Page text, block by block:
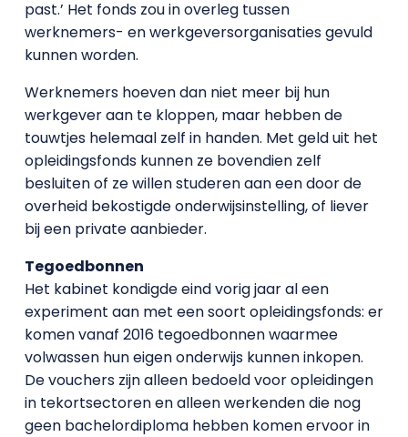
past.’ Het fonds zou in overleg tussen
werknemers- en werkgeversorganisaties gevuld
kunnen worden.
Werknemers hoeven dan niet meer bij hun
werkgever aan te kloppen, maar hebben de
touwtjes helemaal zelf in handen. Met geld uit het
opleidingsfonds kunnen ze bovendien zelf
besluiten of ze willen studeren aan een door de
overheid bekostigde onderwijsinstelling, of liever
bij een private aanbieder.
Tegoedbonnen
Het kabinet kondigde eind vorig jaar al een
experiment aan met een soort opleidingsfonds: er
komen vanaf 2016 tegoedbonnen waarmee
volwassen hun eigen onderwijs kunnen inkopen.
De vouchers zijn alleen bedoeld voor opleidingen
in tekortsectoren en alleen werkenden die nog
geen bachelordiploma hebben komen ervoor in